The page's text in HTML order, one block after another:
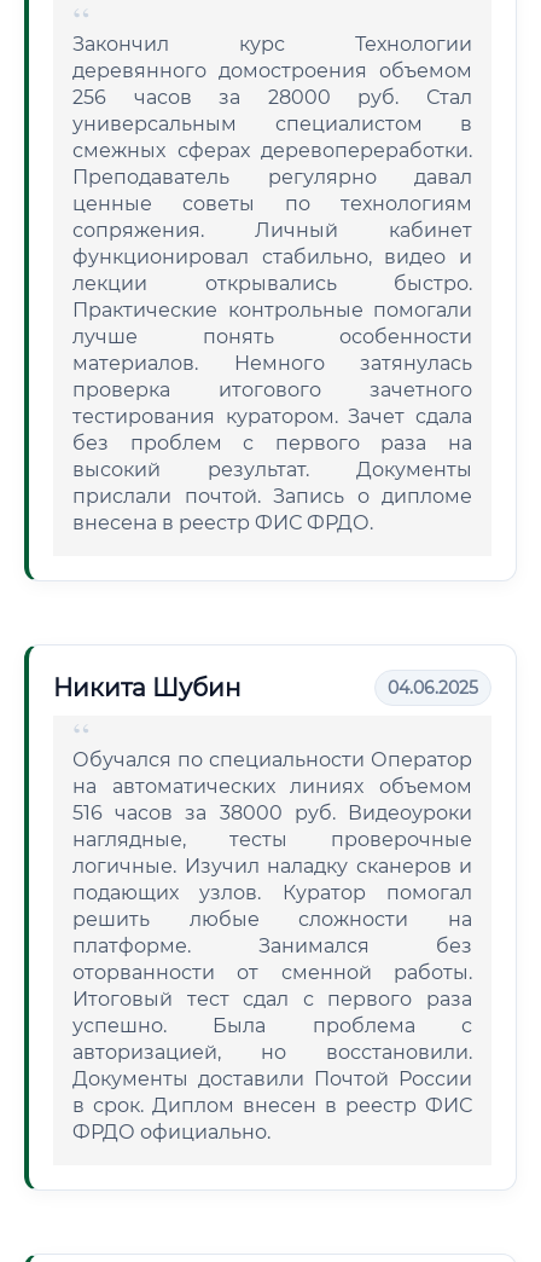
Закончил курс Технологии
деревянного домостроения объемом
256 часов за 28000 руб. Стал
универсальным специалистом в
смежных сферах деревопереработки.
Преподаватель регулярно давал
ценные советы по технологиям
сопряжения. Личный кабинет
функционировал стабильно, видео и
лекции открывались быстро.
Практические контрольные помогали
лучше понять особенности
материалов. Немного затянулась
проверка итогового зачетного
тестирования куратором. Зачет сдала
без проблем с первого раза на
высокий результат. Документы
прислали почтой. Запись о дипломе
внесена в реестр ФИС ФРДО.
Никита Шубин 04.06.2025
Обучался по специальности Оператор
на автоматических линиях объемом
516 часов за 38000 руб. Видеоуроки
наглядные, тесты проверочные
логичные. Изучил наладку сканеров и
подающих узлов. Куратор помогал
решить любые сложности на
платформе. Занимался без
оторванности от сменной работы.
Итоговый тест сдал с первого раза
успешно. Была проблема с
авторизацией, но восстановили.
Документы доставили Почтой России
в срок. Диплом внесен в реестр ФИС
ФРДО официально.